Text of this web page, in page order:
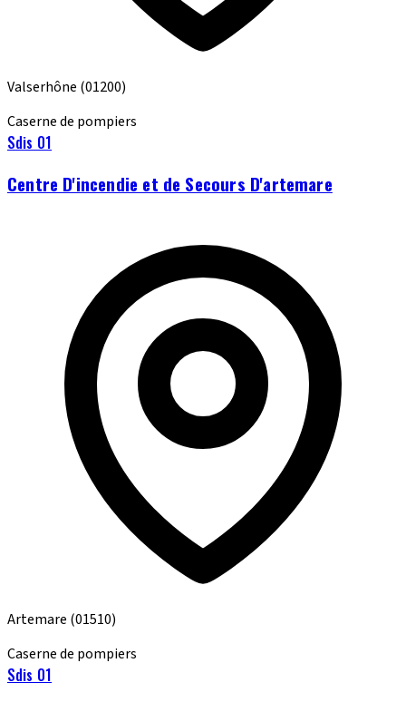
Valserhône (01200)
Caserne de pompiers
Sdis 01
Centre D'incendie et de Secours D'artemare
Artemare (01510)
Caserne de pompiers
Sdis 01